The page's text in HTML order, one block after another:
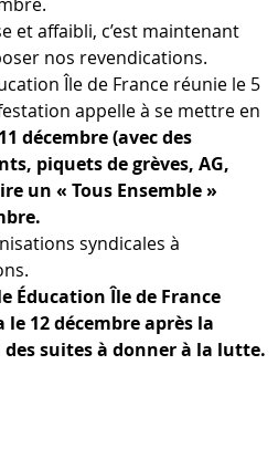
et affaibli, c’est maintenant
nos revendications.
Île de France réunie le 5
appelle à se mettre en
décembre (avec des
piquets de grèves, AG,
un « Tous Ensemble »
syndicales à
Éducation Île de France
12 décembre après la
suites à donner à la lutte.